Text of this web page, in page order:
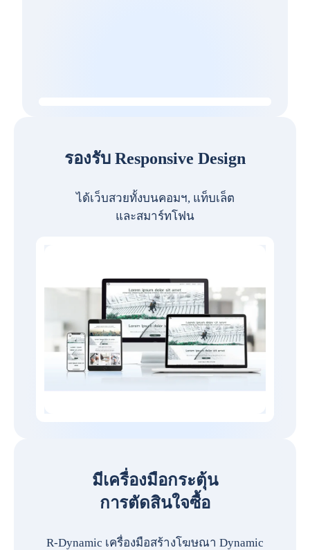
รองรับ Responsive Design
ได้เว็บสวยทั้งบนคอมฯ, แท็บเล็ต
และสมาร์ทโฟน
มีเครื่องมือกระตุ้น
การตัดสินใจซื้อ
R-Dynamic เครื่องมือสร้างโฆษณา Dynamic